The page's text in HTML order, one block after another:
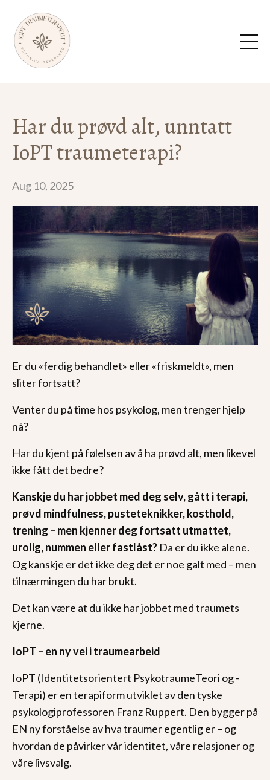
Har du prøvd alt, unntatt
IoPT traumeterapi?
Aug 10, 2025
Er du «ferdig behandlet» eller «friskmeldt», men
sliter fortsatt?
Venter du på time hos psykolog, men trenger hjelp
nå?
Har du kjent på følelsen av å ha prøvd alt, men likevel
ikke fått det bedre?
Kanskje du har jobbet med deg selv, gått i terapi,
prøvd mindfulness, pusteteknikker, kosthold,
trening – men kjenner deg fortsatt utmattet,
urolig, nummen eller fastlåst? Da er du ikke alene.
Og kanskje er det ikke deg det er noe galt med – men
tilnærmingen du har brukt.
Det kan være at du ikke har jobbet med traumets
kjerne.
IoPT – en ny vei i traumearbeid
IoPT (Identitetsorientert PsykotraumeTeori og -
Terapi) er en terapiform utviklet av den tyske
psykologiprofessoren Franz Ruppert. Den bygger på
EN ny forståelse av hva traumer egentlig er – og
hvordan de påvirker vår identitet, våre relasjoner og
våre livsvalg.